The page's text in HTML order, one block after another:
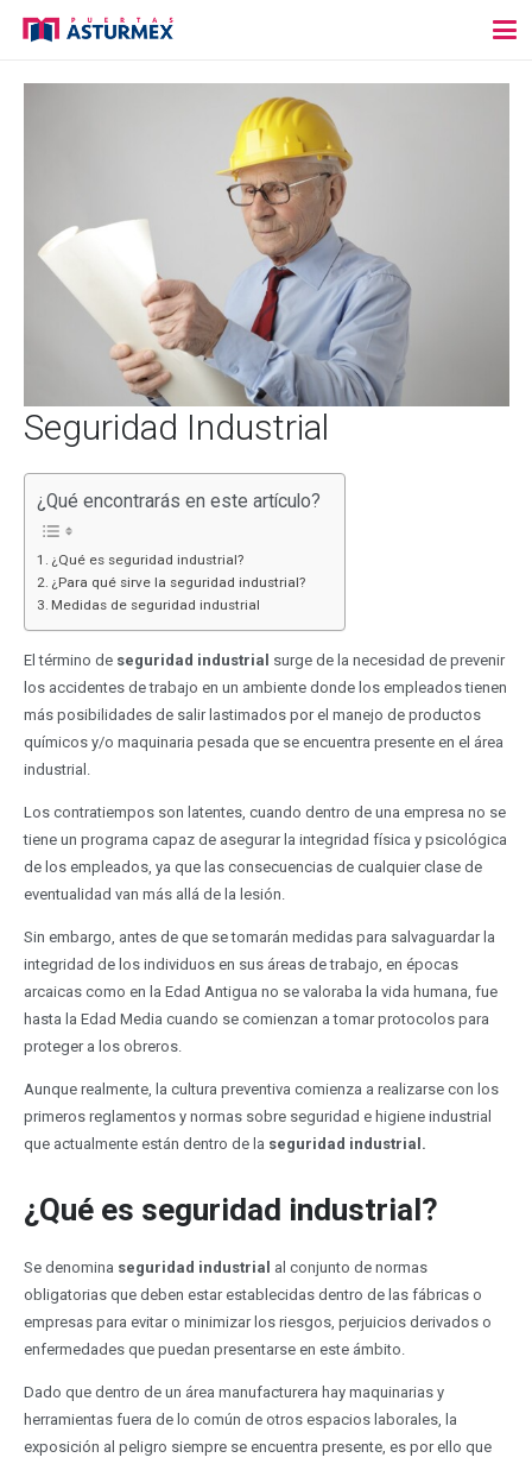
Seguridad Industrial
¿Qué encontrarás en este artículo?
¿Qué es seguridad industrial?
¿Para qué sirve la seguridad industrial?
Medidas de seguridad industrial
El término deseguridad industrial surge de la necesidad de prevenir
los accidentes de trabajo en un ambiente donde los empleados tienen
más posibilidades de salir lastimados por el manejo de productos
químicos y/o maquinaria pesada que se encuentra presente en el área
industrial.
Los contratiempos son latentes, cuando dentro de una empresa no se
tiene un programa capaz de asegurar la integridad física y psicológica
de los empleados, ya que las consecuencias de cualquier clase de
eventualidad van más allá de la lesión.
Sin embargo, antes de que se tomarán medidas para salvaguardar la
integridad de los individuos en sus áreas de trabajo, en épocas
arcaicas como en la Edad Antigua no se valoraba la vida humana, fue
hasta la Edad Media cuando se comienzan a tomar protocolos para
proteger a los obreros.
Aunque realmente, la cultura preventiva comienza a realizarse con los
primeros reglamentos y normas sobre seguridad e higiene industrial
que actualmente están dentro de la seguridad industrial.
¿Qué es seguridad industrial?
Se denomina seguridad industrial al conjunto de normas
obligatorias que deben estar establecidas dentro de las fábricas o
empresas para evitar o minimizar los riesgos, perjuicios derivados o
enfermedades que puedan presentarse en este ámbito.
Dado que dentro de un área manufacturera hay maquinarias y
herramientas fuera de lo común de otros espacios laborales, la
exposición al peligro siempre se encuentra presente, es por ello que